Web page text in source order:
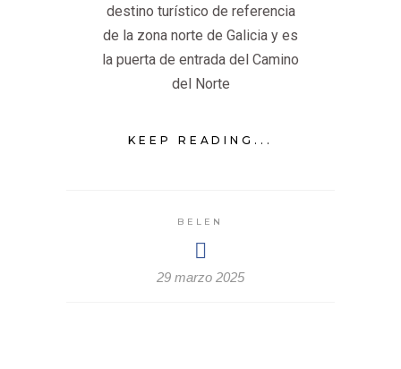
destino turístico de referencia
de la zona norte de Galicia y es
la puerta de entrada del Camino
del Norte
KEEP READING...
BELEN
29 marzo 2025